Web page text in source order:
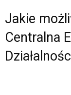
Jakie
Centralna